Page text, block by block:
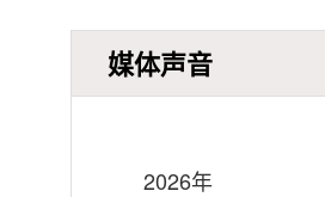
媒体声音
2026年